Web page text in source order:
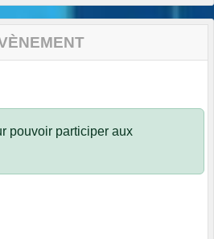
pouvoir participer aux